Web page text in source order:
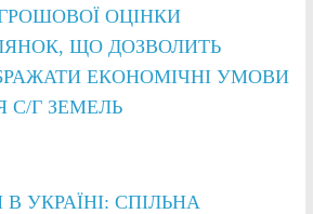
ОЦІНКИ
ЩО ДОЗВОЛИТЬ
ЕКОНОМІЧНІ УМОВИ
С/Г ЗЕМЕЛЬ
УКРАЇНІ: СПІЛЬНА